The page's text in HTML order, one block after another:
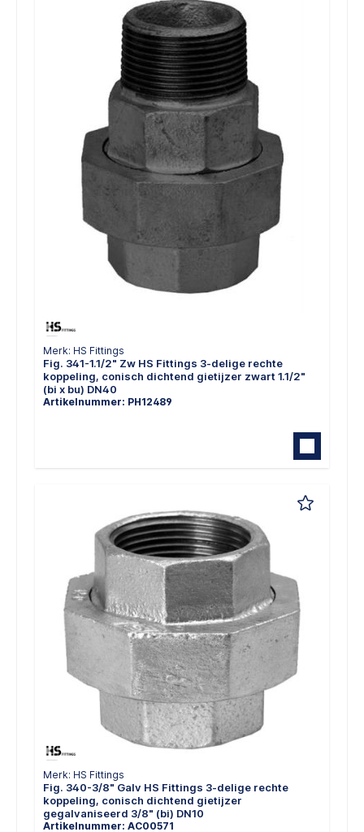
Merk: HS Fittings
Fig. 341-1.1/2" Zw HS Fittings 3-delige rechte
koppeling, conisch dichtend gietijzer zwart 1.1/2"
(bi x bu) DN40
Artikelnummer: PH12489
Merk: HS Fittings
Fig. 340-3/8" Galv HS Fittings 3-delige rechte
koppeling, conisch dichtend gietijzer
gegalvaniseerd 3/8" (bi) DN10
Artikelnummer: AC00571